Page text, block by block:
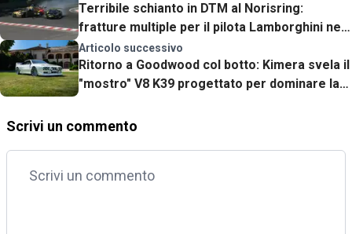
Terribile schianto in DTM al Norisring:
fratture multiple per il pilota Lamborghini nel
violento impatto [VIDEO]
Articolo successivo
Ritorno a Goodwood col botto: Kimera svela il
"mostro" V8 K39 progettato per dominare la
Scrivi un commento